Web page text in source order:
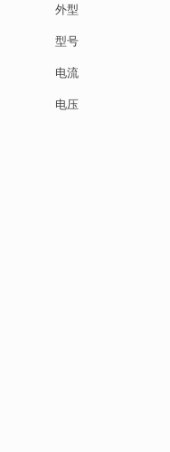
外型
型号
电流
电压